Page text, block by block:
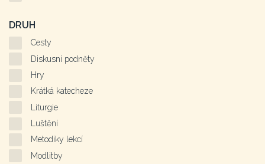
DRUH
Cesty
Diskusní podněty
Hry
Krátká katecheze
Liturgie
Luštění
Metodiky lekcí
Modlitby